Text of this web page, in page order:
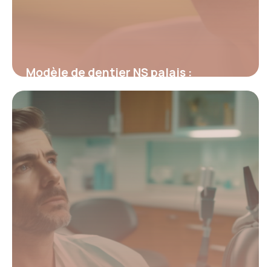
Modèle de dentier NS palais :
Fonctionnement et avantages clés
26 février 2026